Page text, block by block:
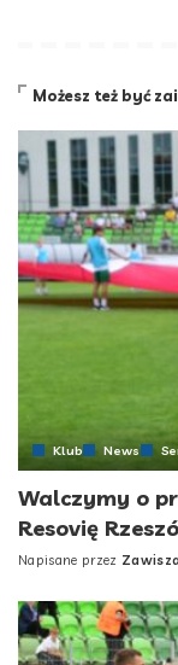
Możesz też być
Klub News
Walczymy o
Resovię
Posted
Napisane przez